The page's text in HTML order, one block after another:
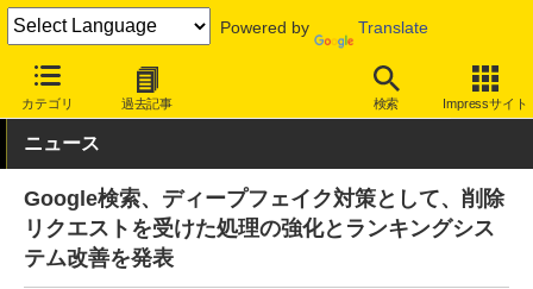
Powered by Translate
カテゴリ 過去記事 検索 Impressサイト
INTERNET Watch サービス/ソフト サービス
ニュース
Google検索、ディープフェイク対策として、削除
リクエストを受けた処理の強化とランキングシス
テム改善を発表